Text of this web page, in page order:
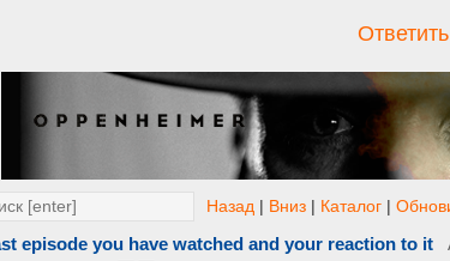
Назад | Вниз | Каталог |
episode you have watched and your reaction to it